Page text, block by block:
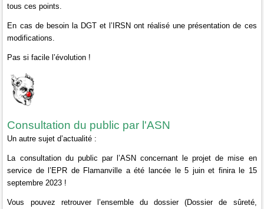
tous ces points.
En cas de besoin la DGT et l’IRSN ont réalisé une présentation de ces
modifications.
Pas si facile l’évolution !
Consultation du public par l'ASN
Un autre sujet d’actualité :
La consultation du public par l’ASN concernant le projet de mise en
service de l’EPR de Flamanville a été lancée le 5 juin et finira le 15
septembre 2023 !
Vous pouvez retrouver l’ensemble du dossier (Dossier de sûreté,